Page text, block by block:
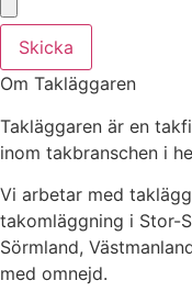
Skicka
Om Takläggaren
Takläggaren är en
inom takbranschen i
Vi arbetar med
takomläggning i Stor-
Sörmland,
med omnejd.